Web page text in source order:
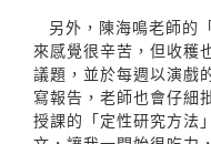
另外，陳海鳴老師的
來感覺很辛苦，但收穫
議題，並於每週以演戲
寫報告，老師也會仔細
授課的「定性研究方法